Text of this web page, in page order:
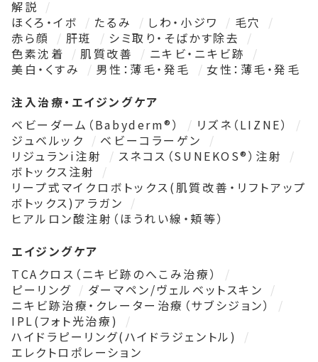
解説
ほくろ・イボ
たるみ しわ・小ジワ
毛穴
赤ら顔
肝斑
シミ取り・そばかす除去
色素沈着
肌質改善
ニキビ・ニキビ跡
美白・くすみ
男性：薄毛・発毛
女性：薄毛・発毛
注入治療・エイジングケア
ベビーダーム（Babyderm®）
リズネ（LIZNE）
ジュベルック
ベビーコラーゲン
リジュランi注射
スネコス（SUNEKOS®）注射
ボトックス注射
リープ式マイクロボトックス(肌質改善・リフトアップ
ボトックス)アラガン
ヒアルロン酸注射（ほうれい線・頬等）
エイジングケア
TCAクロス（ニキビ跡のへこみ治療）
ピーリング
ダーマペン/ヴェルベットスキン
ニキビ跡治療・クレーター治療（サブシジョン）
IPL(フォト光治療)
ハイドラピーリング(ハイドラジェントル)
エレクトロポレーション